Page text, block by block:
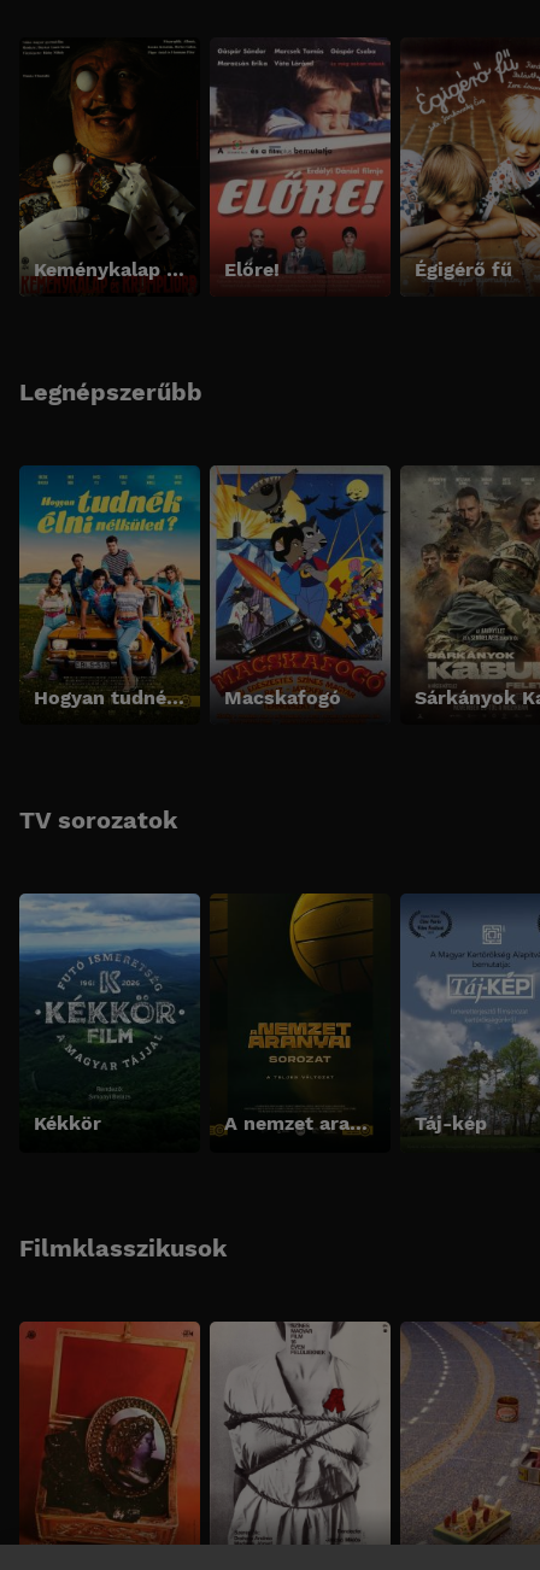
Keménykalap és krumpliorr Előre! Égigérő fű
Legnépszerűbb
Hogyan tudnék élni nélküled? Macskafogó
TV sorozatok
Kékkör A nemzet aranyai sorozat - A teljes változat Táj-kép
Filmklasszikusok